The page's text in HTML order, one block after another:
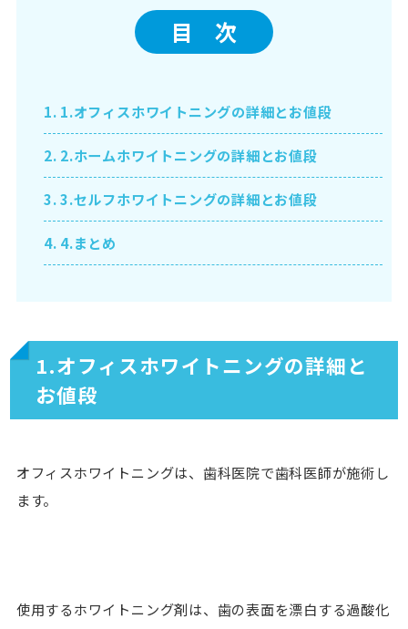
目 次
1. 1.オフィスホワイトニングの詳細とお値段
2. 2.ホームホワイトニングの詳細とお値段
3.3.セルフホワイトニングの詳細とお値段
4. 4.まとめ
1.オフィスホワイトニングの詳細と
お値段
オフィスホワイトニングは、歯科医院で歯科医師が施術し
ます。
使用するホワイトニング剤は、歯の表面を漂白する過酸化